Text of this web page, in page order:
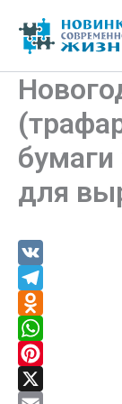
для
V
KT
e
l
e
O
d
n
W
hP